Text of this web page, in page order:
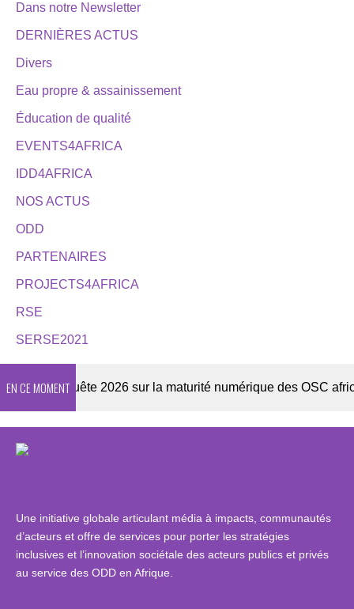
Dans notre Newsletter
DERNIÈRES ACTUS
Divers
Eau propre & assainissement
Éducation de qualité
EVENTS4AFRICA
IDD4AFRICA
NOS ACTUS
ODD
PARTENAIRES
PROJECTS4AFRICA
RSE
SERSE2021
EN CE MOMENT
Enquête 2026 sur la maturité numérique des OSC
Une initiative globale articulant média à impacts, communautés
d’acteurs et offre de services pour porter les stratégies
inclusives et l’innovation sociétale des acteurs publics et privés
au service des ODD en Afrique.